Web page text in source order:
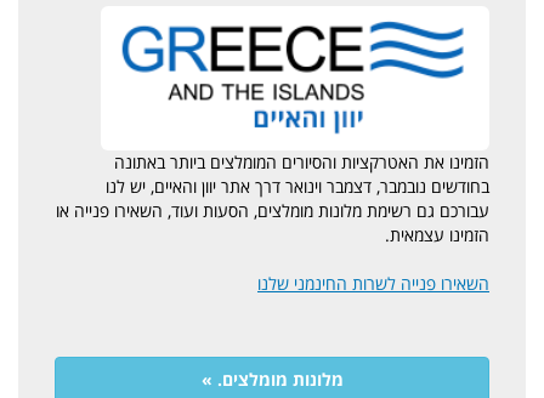
הזמינו את האטרקציות והסיורים המומלצים ביותר באתונה
בחודשים נובמבר, דצמבר וינואר דרך אתר יוון והאיים, יש לנו
עבורכם גם רשימת מלונות מומלצים, הסעות ועוד, השאירו פנייה או
הזמינו עצמאית.
השאירו פנייה לשרות החינמני שלנו
מלונות מומלצים. »